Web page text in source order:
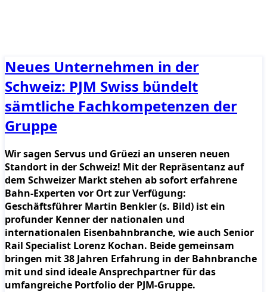
Neues Unternehmen in der
Schweiz: PJM Swiss bündelt
sämtliche Fachkompetenzen der
Gruppe
Wir sagen Servus und Grüezi an unseren neuen
Standort in der Schweiz! Mit der Repräsentanz auf
dem Schweizer Markt stehen ab sofort erfahrene
Bahn-Experten vor Ort zur Verfügung:
Geschäftsführer Martin Benkler (s. Bild) ist ein
profunder Kenner der nationalen und
internationalen Eisenbahnbranche, wie auch Senior
Rail Specialist Lorenz Kochan. Beide gemeinsam
bringen mit 38 Jahren Erfahrung in der Bahnbranche
mit und sind ideale Ansprechpartner für das
umfangreiche Portfolio der PJM-Gruppe.